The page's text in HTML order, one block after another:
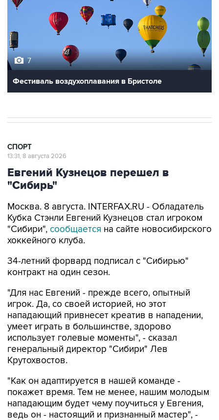
7
Фестиваль воздухоплавания в Бристоле
СПОРТ
13:31, 8 августа 2026
Евгений Кузнецов перешел в
"Сибирь"
Москва. 8 августа. INTERFAX.RU - Обладатель
Кубка Стэнли Евгений Кузнецов стал игроком
"Сибири", сообщается на сайте новосибирского
хоккейного клуба.
34-летний форвард подписал с "Сибирью"
контракт на один сезон.
"Для нас Евгений - прежде всего, опытный
игрок. Да, со своей историей, но этот
нападающий привнесет креатив в нападении,
умеет играть в большинстве, здорово
использует голевые моменты", - сказал
генеральный директор "Сибири" Лев
Крутохвостов.
"Как он адаптируется в нашей команде -
покажет время. Тем не менее, нашим молодым
нападающим будет чему поучиться у Евгения,
ведь он - настоящий и признанный мастер", -